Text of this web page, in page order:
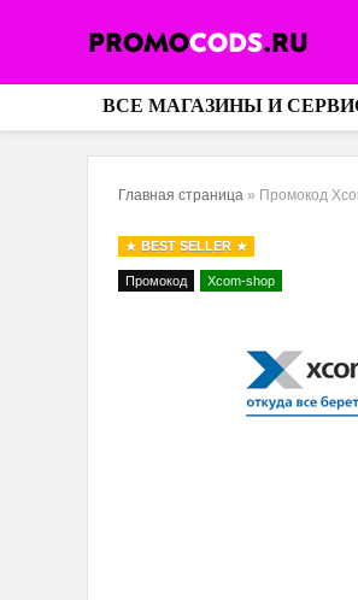
ВСЕ МАГАЗИНЫ И
Главная страница » Промокод
BEST SELLER
Промокод Xcom-shop